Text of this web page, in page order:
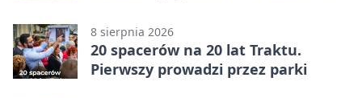
Wronkach
8 sierpnia 2026
20 spacerów na 20 lat Traktu.
Pierwszy prowadzi przez parki